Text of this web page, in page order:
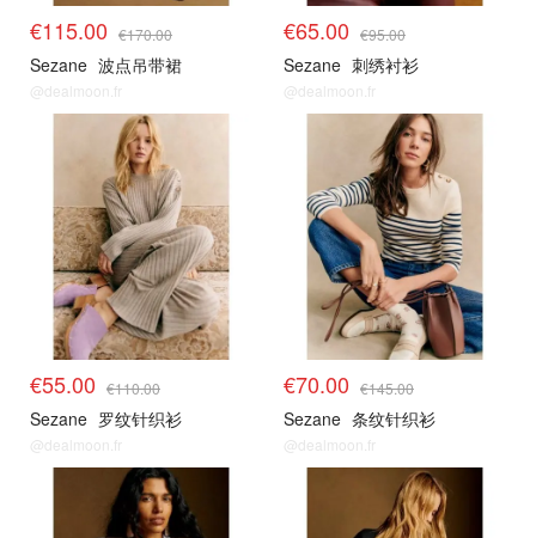
€115.00 €170.00
Sezane 波点吊带裙
@dealmoon.fr
€65.00 €95.00
Sezane 刺绣衬衫
@dealmoon.fr
€55.00 €110.00
Sezane 罗纹针织衫
@dealmoon.fr
€70.00 €145.00
Sezane 条纹针织衫
@dealmoon.fr